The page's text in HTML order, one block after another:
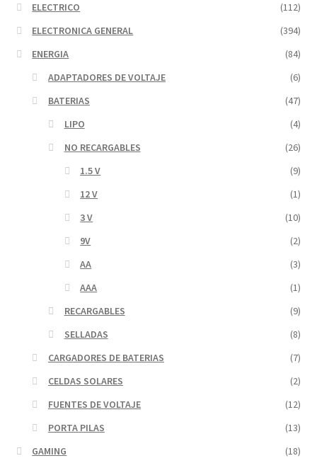
ELECTRICO
(112)
ELECTRONICA GENERAL
(394)
ENERGIA
(84)
ADAPTADORES DE VOLTAJE
(6)
BATERIAS
(47)
LIPO
(4)
NO RECARGABLES
(26)
1.5 V
(9)
12 V
(1)
3 V
(10)
9V
(2)
AA
(3)
AAA
(1)
RECARGABLES
(9)
SELLADAS
(8)
CARGADORES DE BATERIAS
(7)
CELDAS SOLARES
(2)
FUENTES DE VOLTAJE
(12)
PORTA PILAS
(13)
GAMING
(18)